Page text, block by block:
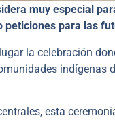
muy especial
para las
la celebración
indígenas
esta